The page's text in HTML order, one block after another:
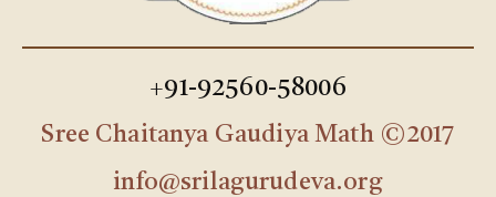
+91-92560-58006
Sree Chaitanya Gaudiya Math ©2017
info@srilagurudeva.org